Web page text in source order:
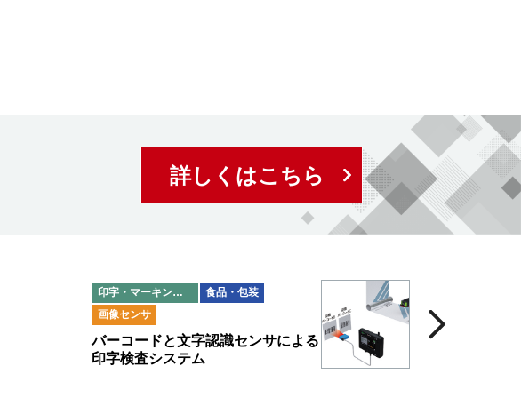
詳しくはこちら
印字・マーキング検査
食品・包装
画像センサ
バーコードと文字認識センサによる
印字検査システム